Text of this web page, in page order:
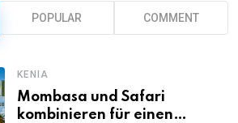
POPULAR COMMENT
KENIA
Mombasa und Safari
kombinieren für einen